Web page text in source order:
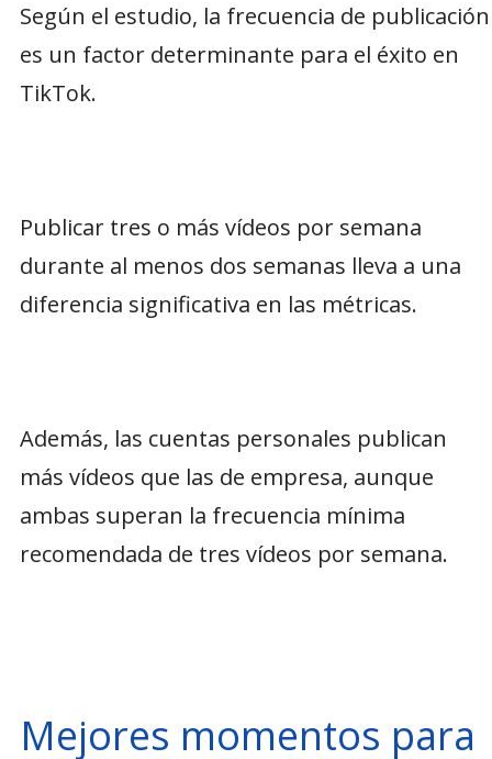
Según el estudio, la frecuencia de publicación
es un factor determinante para el éxito en
TikTok.
Publicar tres o más vídeos por semana
durante al menos dos semanas lleva a una
diferencia significativa en las métricas.
Además, las cuentas personales publican
más vídeos que las de empresa, aunque
ambas superan la frecuencia mínima
recomendada de tres vídeos por semana.
Mejores momentos para